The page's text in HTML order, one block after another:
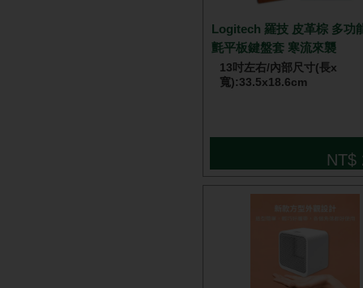
Logitech 羅技 皮革棕 多功
氈平板鍵盤套 寒流來襲
13吋左右/內部尺寸(長x
寬):33.5x18.6cm
NT$